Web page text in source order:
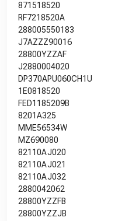
871518520
RF7218520A
288005550183
J7AZZZ90016
28800YZZAF
J2880004020
DP370APU060CH1U
1E0818520
FED1185209B
8201A325
MME56534W
MZ690080
82110AJ020
82110AJ021
82110AJ032
2880042062
28800YZZFB
28800YZZJB